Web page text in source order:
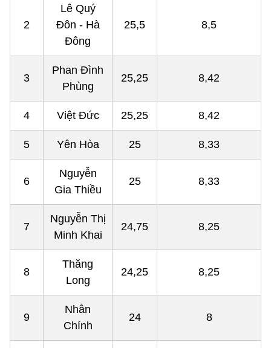
2
Lê Quý
Đôn - Hà
Đông
25,5 8,5
3
Phan Đình
Phùng
25,25 8,42
4 Việt Đức 25,25 8,42
5 Yên Hòa 25 8,33
6
Nguyễn
Gia Thiều
25 8,33
7
Nguyễn Thị
Minh Khai
24,75 8,25
8
Thăng
Long
24,25 8,25
9
Nhân
Chính
24 8